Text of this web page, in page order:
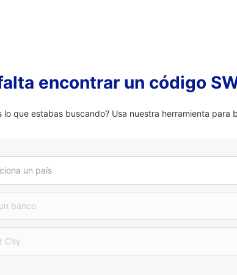
encontrar un código
lo que estabas buscando? Usa nuestra herramienta para
un país
banco
City